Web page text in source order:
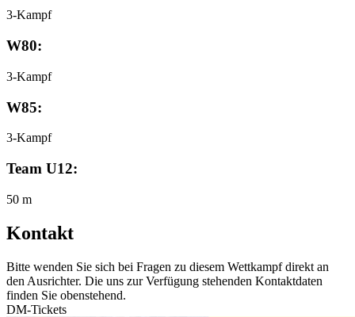
3-Kampf
W80:
3-Kampf
W85:
3-Kampf
Team U12:
50 m
Kontakt
Bitte wenden Sie sich bei Fragen zu diesem Wettkampf direkt an
den Ausrichter. Die uns zur Verfügung stehenden Kontaktdaten
finden Sie obenstehend.
DM-Tickets